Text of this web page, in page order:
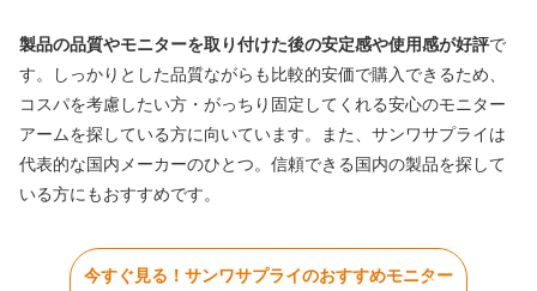
製品の品質やモニターを取り付けた後の安定感や使用感が好評で
す。しっかりとした品質ながらも比較的安価で購入できるため、
コスパを考慮したい方・がっちり固定してくれる安心のモニター
アームを探している方に向いています。また、サンワサプライは
代表的な国内メーカーのひとつ。信頼できる国内の製品を探して
いる方にもおすすめです。
今すぐ見る！サンワサプライのおすすめモニター